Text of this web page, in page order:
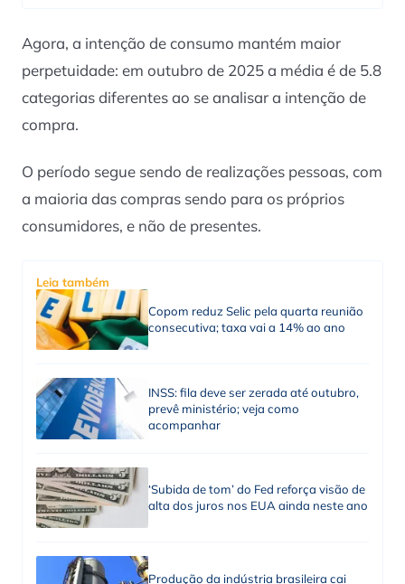
Agora, a intenção de consumo mantém maior
perpetuidade: em outubro de 2025 a média é de 5.8
categorias diferentes ao se analisar a intenção de
compra.
O período segue sendo de realizações pessoas, com
a maioria das compras sendo para os próprios
consumidores, e não de presentes.
Leia também
Copom reduz Selic pela quarta reunião
consecutiva; taxa vai a 14% ao ano
INSS: fila deve ser zerada até outubro,
prevê ministério; veja como
acompanhar
‘Subida de tom’ do Fed reforça visão de
alta dos juros nos EUA ainda neste ano
Produção da indústria brasileira cai